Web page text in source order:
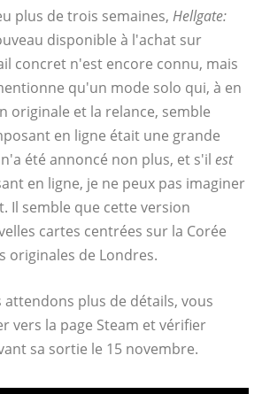
plus de trois semaines, Hellgate:
disponible à l'achat sur
concret n'est encore connu, mais
qu'un mode solo qui, à en
originale et la relance, semble
en ligne était une grande
été annoncé non plus, et s'il est
en ligne, je ne peux pas imaginer
Il semble que cette version
cartes centrées sur la Corée
originales de Londres.
plus de détails, vous
vers la page Steam et vérifier
sa sortie le 15 novembre.